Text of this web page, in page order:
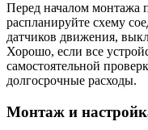
Перед началом монтажа
распланируйте схему
датчиков движения,
Хорошо, если все
самостоятельной
долгосрочные расходы.
Монтаж и